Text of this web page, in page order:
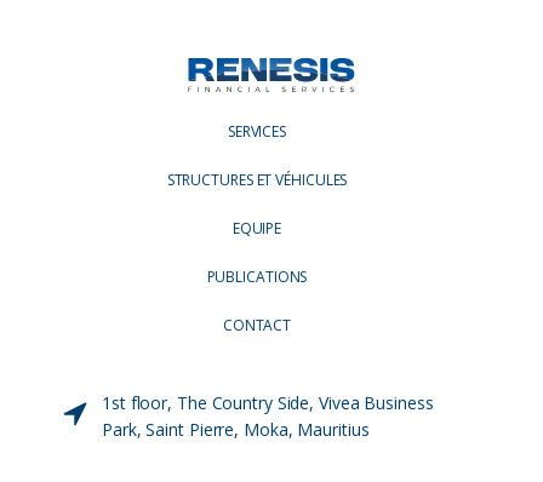
SERVICES
STRUCTURES ET VÉHICULES
EQUIPE
PUBLICATIONS
CONTACT
1st floor, The Country Side, Vivea Business
Park, Saint Pierre, Moka, Mauritius